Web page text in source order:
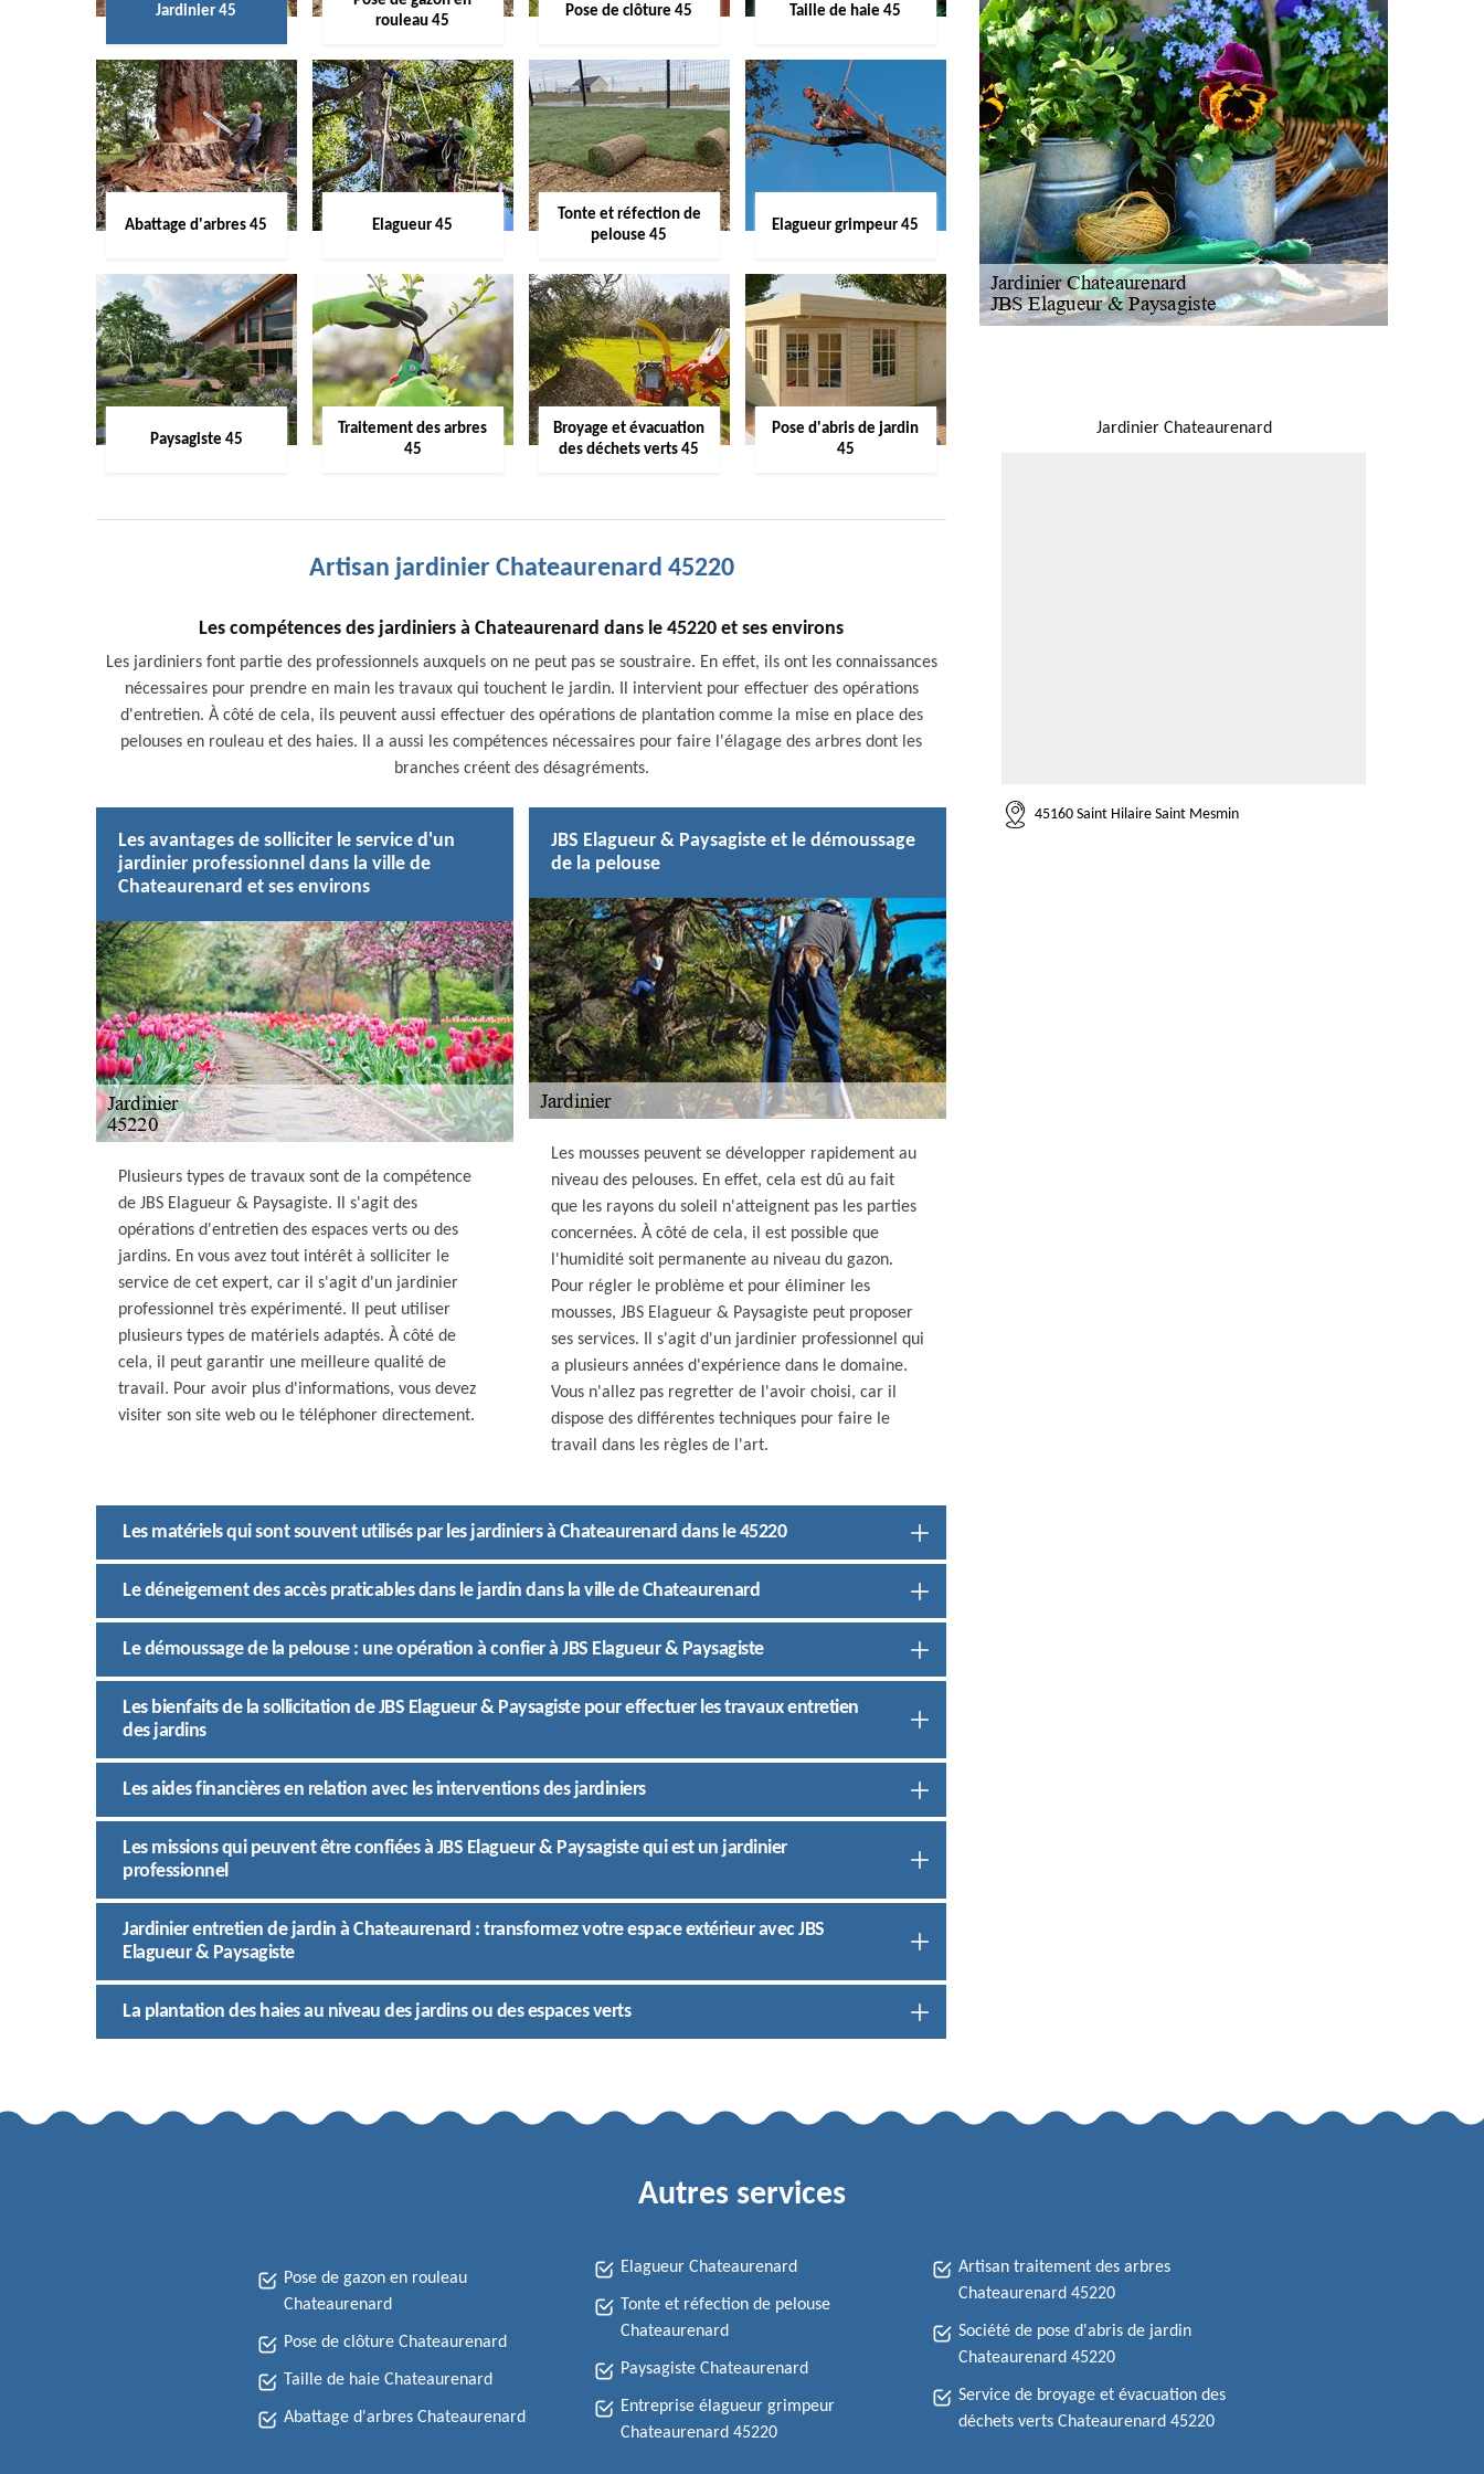
Jardinier 45
rouleau 45
Pose de clôture 45 Taille de haie 45
Abattage d'arbres 45 Elagueur 45
Tonte et réfection de
pelouse 45
Elagueur grimpeur 45
Paysagiste 45
Traitement des arbres
45
Broyage et évacuation
des déchets verts 45
Pose d'abris de jardin
45
Artisan jardinier Chateaurenard 45220
Les compétences des jardiniers à Chateaurenard dans le 45220 et ses environs
Les jardiniers font partie des professionnels auxquels on ne peut pas se soustraire. En effet, ils ont les connaissances
nécessaires pour prendre en main les travaux qui touchent le jardin. Il intervient pour effectuer des opérations
d'entretien. À côté de cela, ils peuvent aussi effectuer des opérations de plantation comme la mise en place des
pelouses en rouleau et des haies. Il a aussi les compétences nécessaires pour faire l'élagage des arbres dont les
branches créent des désagréments.
Les avantages de solliciter le service d'un
jardinier professionnel dans la ville de
Chateaurenard et ses environs
Plusieurs types de travaux sont de la compétence
de JBS Elagueur & Paysagiste. Il s'agit des
opérations d'entretien des espaces verts ou des
jardins. En vous avez tout intérêt à solliciter le
service de cet expert, car il s'agit d'un jardinier
professionnel très expérimenté. Il peut utiliser
plusieurs types de matériels adaptés. À côté de
cela, il peut garantir une meilleure qualité de
travail. Pour avoir plus d'informations, vous devez
visiter son site web ou le téléphoner directement.
JBS Elagueur & Paysagiste et le démoussage
de la pelouse
Les mousses peuvent se développer rapidement au
niveau des pelouses. En effet, cela est dû au fait
que les rayons du soleil n'atteignent pas les parties
concernées. À côté de cela, il est possible que
l'humidité soit permanente au niveau du gazon.
Pour régler le problème et pour éliminer les
mousses, JBS Elagueur & Paysagiste peut proposer
ses services. Il s'agit d'un jardinier professionnel qui
a plusieurs années d'expérience dans le domaine.
Vous n'allez pas regretter de l'avoir choisi, car il
dispose des différentes techniques pour faire le
travail dans les règles de l'art.
Les matériels qui sont souvent utilisés par les jardiniers à Chateaurenard dans le 45220
Le déneigement des accès praticables dans le jardin dans la ville de Chateaurenard
Le démoussage de la pelouse : une opération à confier à JBS Elagueur & Paysagiste
Les bienfaits de la sollicitation de JBS Elagueur & Paysagiste pour effectuer les travaux entretien
des jardins
Les aides financières en relation avec les interventions des jardiniers
Les missions qui peuvent être confiées à JBS Elagueur & Paysagiste qui est un jardinier
professionnel
Jardinier entretien de jardin à Chateaurenard : transformez votre espace extérieur avec JBS
Elagueur & Paysagiste
La plantation des haies au niveau des jardins ou des espaces verts
Jardinier Chateaurenard
45160 Saint Hilaire Saint Mesmin
Autres services
Pose de gazon en rouleau
Chateaurenard
Pose de clôture Chateaurenard
Taille de haie Chateaurenard
Abattage d'arbres Chateaurenard
Elagueur Chateaurenard
Tonte et réfection de pelouse
Chateaurenard
Paysagiste Chateaurenard
Entreprise élagueur grimpeur
Chateaurenard 45220
Artisan traitement des arbres
Chateaurenard 45220
Société de pose d'abris de jardin
Chateaurenard 45220
Service de broyage et évacuation des
déchets verts Chateaurenard 45220